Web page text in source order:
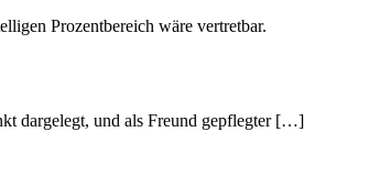
Prozentbereich wäre vertretbar.
dargelegt, und als Freund gepflegter […]